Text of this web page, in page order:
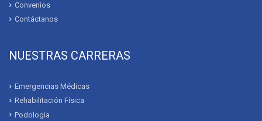
Convenios
Contáctanos
NUESTRAS CARRERAS
Emergencias Médicas
Rehabilitación Física
Podología